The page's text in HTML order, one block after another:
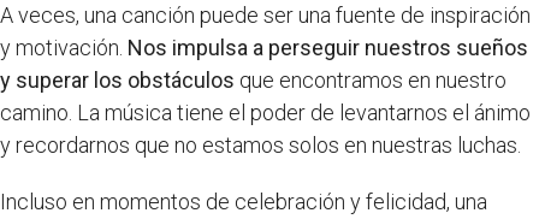
A veces, una canción puede ser una fuente de inspiración
y motivación. Nos impulsa a perseguir nuestros sueños
y superar los obstáculos que encontramos en nuestro
camino. La música tiene el poder de levantarnos el ánimo
y recordarnos que no estamos solos en nuestras luchas.
Incluso en momentos de celebración y felicidad, una